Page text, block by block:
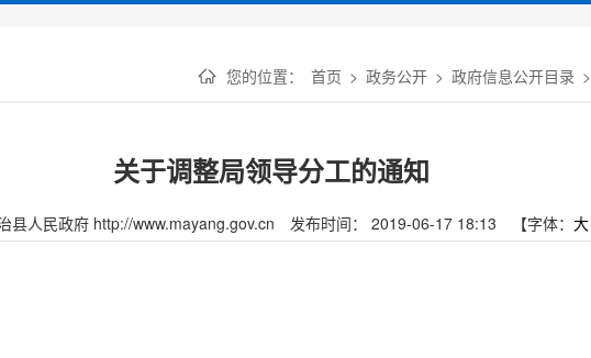
您的位置： 首页 > 政务公开 > 政府信息公开目录 >
关于调整局领导分工的通知
县人民政府 http://www.mayang.gov.cn 发布时间： 2019-06-17 18:13 【字体： 大